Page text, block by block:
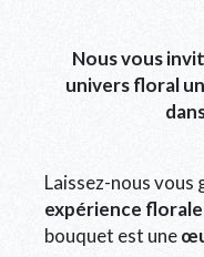
Nous vous
univers floral
Laissez-nous vous
expérience
bouquet est une